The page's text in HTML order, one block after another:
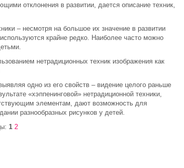
отклонения в развитии, дается описание техник,
– несмотря на большое их значение в развитии
крайне редко. Наиболее часто можно
нетрадиционных техник изображения как
одно из его свойств – видение целого раньше
«хэппенинговой» нетрадиционной техники,
элементам, дают возможность для
разнообразных рисунков у детей.
1 2